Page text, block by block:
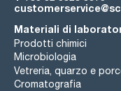
Materiali di
Prodotti chimici
Microbiologia
Vetreria, quarzo e
Cromatografia